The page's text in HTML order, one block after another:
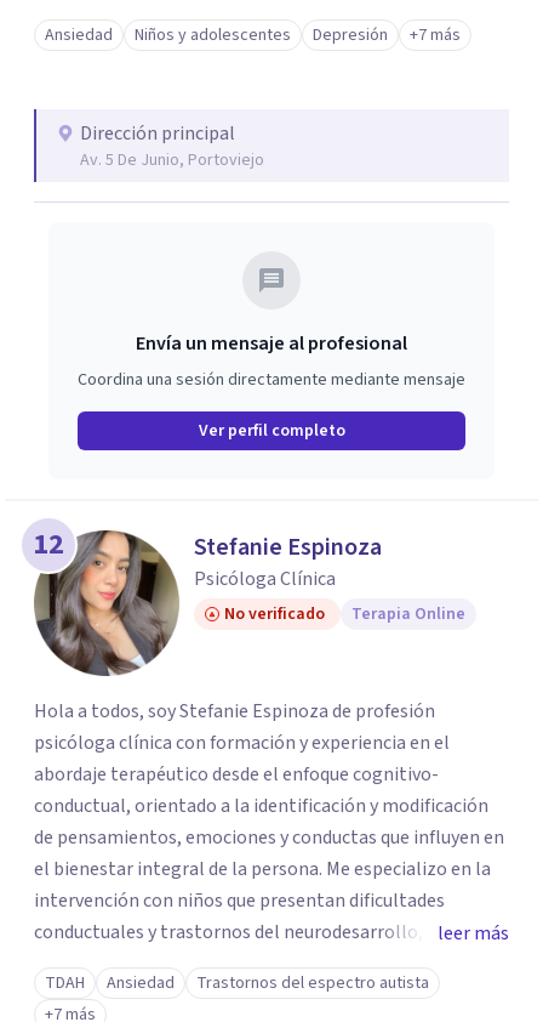
global. Brindo ayuda psicológica especializada a niños,
adolescentes, adultos y familias con el objetivo de
mejor comprensión de sí mismas y un mayor bienestar en
el desarrollo de sus vidas.
Ansiedad Niños y adolescentes Depresión +7 más
Dirección principal
Av. 5 De Junio, Portoviejo
Envía un mensaje al profesional
Coordina una sesión directamente mediante mensaje
Ver perfil completo
12 Stefanie Espinoza
Psicóloga Clínica
No verificado Terapia Online
Hola a todos, soy Stefanie Espinoza de profesión
psicóloga clínica con formación y experiencia en el
abordaje terapéutico desde el enfoque cognitivo-
conductual, orientado a la identificación y modificación
de pensamientos, emociones y conductas que influyen en
el bienestar integral de la persona. Me especializo en la
intervención con niños que presentan dificultades
conductuales y trastornos del neurodesarrollo,
brindando un acompañamiento estructurado, empático y
adaptado a sus necesidades individuales. También,
leer más
TDAH Ansiedad
Trastornos del espectro autista
+7 más